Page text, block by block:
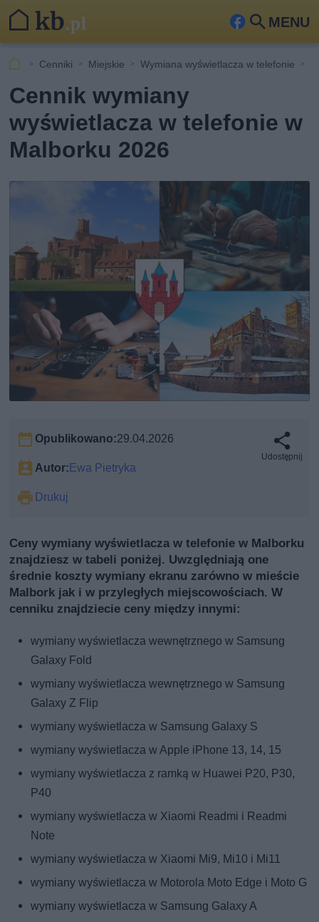
MENU
Fa
ook
Szu
kaj
Cenniki Miejskie Wymiana wyświetlacza w telefonie
Cennik wymiany
wyświetlacza w telefonie w
Malborku 2026
Opublikowano:29.04.2026
Autor: Ewa Pietryka
Drukuj
Udostępnij
Ceny wymiany wyświetlacza w telefonie w Malborku
znajdziesz w tabeli poniżej. Uwzględniają one
średnie koszty wymiany ekranu zarówno w mieście
Malbork jak i w przyległych miejscowościach. W
cenniku znajdziecie ceny między innymi:
wymiany wyświetlacza wewnętrznego w Samsung
Galaxy Fold
wymiany wyświetlacza wewnętrznego w Samsung
Galaxy Z Flip
wymiany wyświetlacza w Samsung Galaxy S
wymiany wyświetlacza w Apple iPhone 13, 14, 15
wymiany wyświetlacza z ramką w Huawei P20, P30,
P40
wymiany wyświetlacza w Xiaomi Readmi i Readmi
Note
wymiany wyświetlacza w Xiaomi Mi9, Mi10 i Mi11
wymiany wyświetlacza w Motorola Moto Edge i Moto G
wymiany wyświetlacza w Samsung Galaxy A